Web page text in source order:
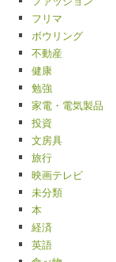
フリマ
ボウリング
不動産
健康
勉強
家電・電気製品
投資
文房具
旅行
映画テレビ
未分類
本
経済
英語